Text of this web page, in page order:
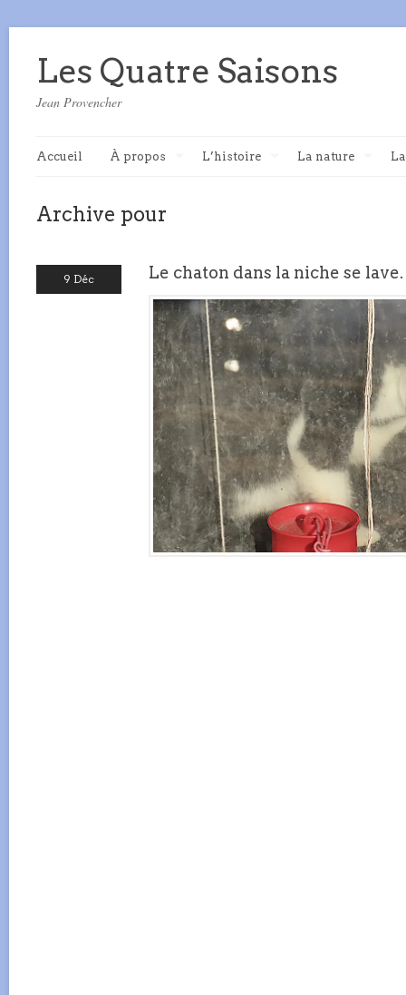
Les Quatre Saisons
Jean Provencher
Accueil À propos L’histoire La nature
Archive pour
9 Déc Le chaton dans la niche se lave.